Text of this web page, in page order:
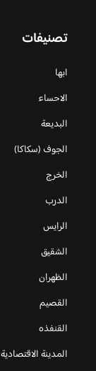
تصنيفات
ابها
الاحساء
البديعة
الجوف (سكاكا)
الخرج
الدرب
الرايس
الشقيق
الظهران
القصيم
القنفذه
المدينة الاقتصادية